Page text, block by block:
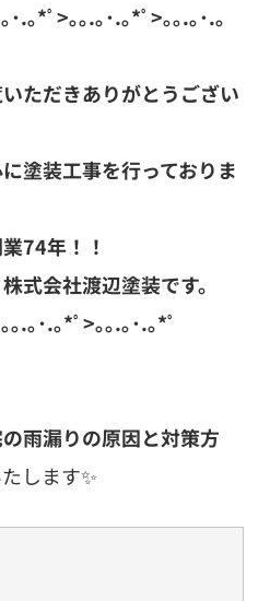
･.｡*ﾟ>｡｡.｡･.｡*ﾟ>｡｡.｡･.｡
ただきありがとうござい
塗装工事を行っておりま
74年！！
会社渡辺塗装です。
.｡･.｡*ﾟ>｡｡.｡･.｡*ﾟ
の雨漏りの原因と対策方
します✨